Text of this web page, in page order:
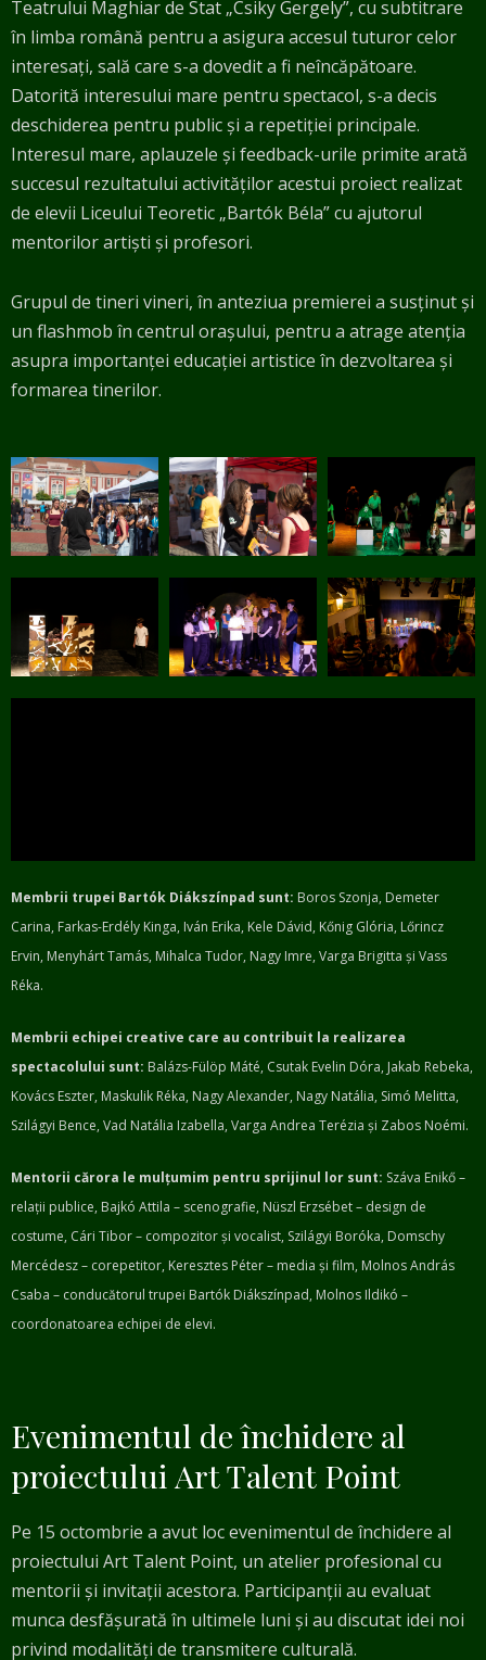
Teatrului Maghiar de Stat „Csiky Gergely”, cu subtitrare
în limba română pentru a asigura accesul tuturor celor
interesați, sală care s-a dovedit a fi neîncăpătoare.
Datorită interesului mare pentru spectacol, s-a decis
deschiderea pentru public și a repetiției principale.
Interesul mare, aplauzele și feedback-urile primite arată
succesul rezultatului activităților acestui proiect realizat
de elevii Liceului Teoretic „Bartók Béla” cu ajutorul
mentorilor artiști și profesori.
Grupul de tineri vineri, în anteziua premierei a susținut și
un flashmob în centrul orașului, pentru a atrage atenția
asupra importanței educației artistice în dezvoltarea și
formarea tinerilor.
Membrii trupei Bartók Diákszínpad sunt: Boros Szonja, Demeter
Carina, Farkas-Erdély Kinga, Iván Erika, Kele Dávid, Kőnig Glória, Lőrincz
Ervin, Menyhárt Tamás, Mihalca Tudor, Nagy Imre, Varga Brigitta și Vass
Réka.
Membrii echipei creative care au contribuit la realizarea
spectacolului sunt: Balázs-Fülöp Máté, Csutak Evelin Dóra, Jakab Rebeka,
Kovács Eszter, Maskulik Réka, Nagy Alexander, Nagy Natália, Simó Melitta,
Szilágyi Bence, Vad Natália Izabella, Varga Andrea Terézia și Zabos Noémi.
Mentorii cărora le mulțumim pentru sprijinul lor sunt: Száva Enikő –
relații publice, Bajkó Attila – scenografie, Nüszl Erzsébet – design de
costume, Cári Tibor – compozitor și vocalist, Szilágyi Boróka, Domschy
Mercédesz – corepetitor, Keresztes Péter – media și film, Molnos András
Csaba – conducătorul trupei Bartók Diákszínpad, Molnos Ildikó –
coordonatoarea echipei de elevi.
Evenimentul de închidere al
proiectului Art Talent Point
Pe 15 octombrie a avut loc evenimentul de închidere al
proiectului Art Talent Point, un atelier profesional cu
mentorii și invitații acestora. Participanții au evaluat
munca desfășurată în ultimele luni și au discutat idei noi
privind modalități de transmitere culturală.